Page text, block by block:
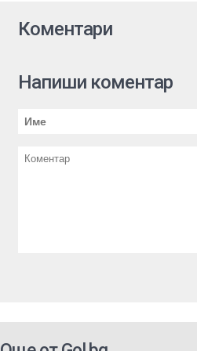
Коментари
Напиши коментар